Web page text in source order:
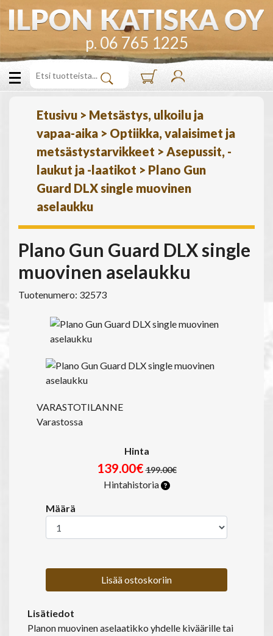
p. 06 765 1225
Etusivu > Metsästys, ulkoilu ja
vapaa-aika > Optiikka, valaisimet ja
metsästystarvikkeet > Asepussit, -
laukut ja -laatikot > Plano Gun
Guard DLX single muovinen
aselaukku
Plano Gun Guard DLX single
muovinen aselaukku
Tuotenumero: 32573
VARASTOTILANNE
Varastossa
Hinta
139.00€ 199.00€
Hintahistoria
Määrä
Lisää ostoskoriin
Lisätiedot
Planon muovinen aselaatikko yhdelle kiväärille tai